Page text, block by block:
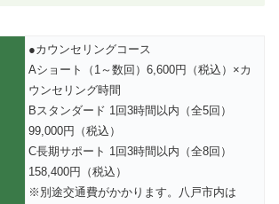
●カウンセリングコース
Aショート（1～数回）6,600円（税込）×カ
ウンセリング時間
Bスタンダード 1回3時間以内（全5回）
99,000円（税込）
C長期サポート 1回3時間以内（全8回）
158,400円（税込）
※別途交通費がかかります。八戸市内は